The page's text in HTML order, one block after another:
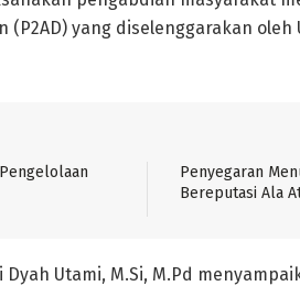
(P2AD) yang diselenggarakan
Penyegaran
Bereputasi Ala
Utami, M.Si, M.Pd